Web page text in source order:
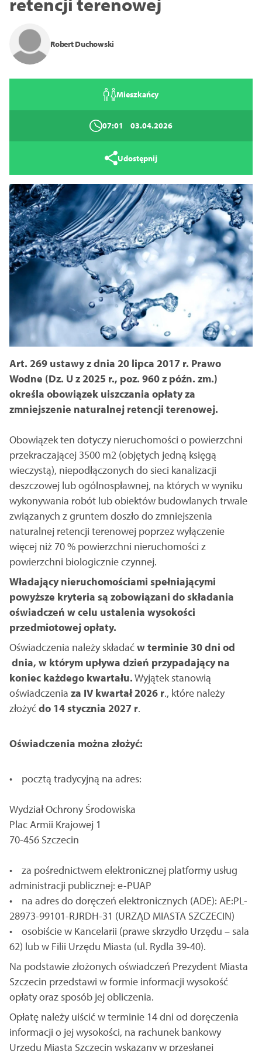
Robert Duchowski
Mieszkańcy
07:01 03.04.2026
Udostępnij
Art. 269 ustawy z dnia 20 lipca 2017 r. Prawo
Wodne (Dz. U z 2025 r., poz. 960 z późn. zm.)
określa obowiązek uiszczania opłaty za
zmniejszenie naturalnej retencji terenowej.
Obowiązek ten dotyczy nieruchomości o powierzchni
przekraczającej 3500 m2 (objętych jedną księgą
wieczystą), niepodłączonych do sieci kanalizacji
deszczowej lub ogólnospławnej, na których w wyniku
wykonywania robót lub obiektów budowlanych trwale
związanych z gruntem doszło do zmniejszenia
naturalnej retencji terenowej poprzez wyłączenie
więcej niż 70 % powierzchni nieruchomości z
powierzchni biologicznie czynnej.
Władający nieruchomościami spełniającymi
powyższe kryteria są zobowiązani do składania
oświadczeń w celu ustalenia wysokości
przedmiotowej opłaty.
Oświadczenia należy składaćw terminie 30 dni od
dnia, w którym upływa dzień przypadający na
koniec każdego kwartału.Wyjątek stanowią
oświadczenia za IV kwartał 2026 r., które należy
złożyćdo 14 stycznia 2027 r.
Oświadczenia można złożyć:
• pocztą tradycyjną na adres:
Wydział Ochrony Środowiska
Plac Armii Krajowej 1
70-456 Szczecin
• za pośrednictwem elektronicznej platformy usług
administracji publicznej: e-PUAP
• na adres do doręczeń elektronicznych (ADE): AE:PL-
28973-99101-RJRDH-31 (URZĄD MIASTA SZCZECIN)
• osobiście w Kancelarii (prawe skrzydło Urzędu – sala
62) lub w Filii Urzędu Miasta (ul. Rydla 39-40).
Na podstawie złożonych oświadczeń Prezydent Miasta
Szczecin przedstawi w formie informacji wysokość
opłaty oraz sposób jej obliczenia.
Opłatę należy uiścić w terminie 14 dni od doręczenia
informacji o jej wysokości, na rachunek bankowy
Urzędu Miasta Szczecin wskazany w przesłanej